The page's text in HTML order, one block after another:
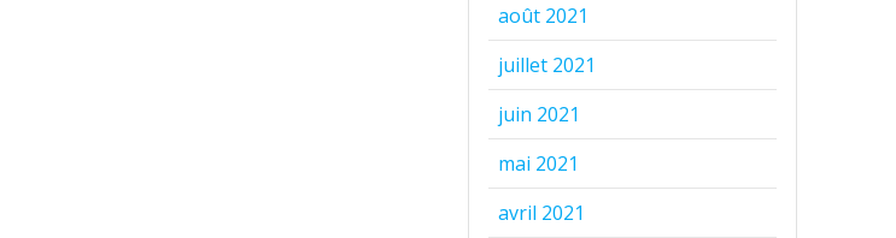
août 2021
juillet 2021
juin 2021
mai 2021
avril 2021